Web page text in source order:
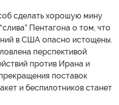
сделать хорошую мину
Пентагона о том, что
в США опасно истощены.
перспективой
против Ирана и
поставок
и беспилотников станет